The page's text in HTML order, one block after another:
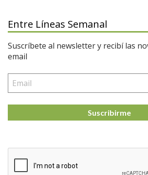
Entre Líneas Semanal
Suscríbete al newsletter y recibí las
email
Suscribirme